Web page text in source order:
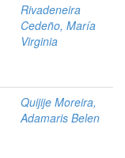
Rivadeneira
Cedeño, María
Virginia
Quijije Moreira,
Adamaris Belen